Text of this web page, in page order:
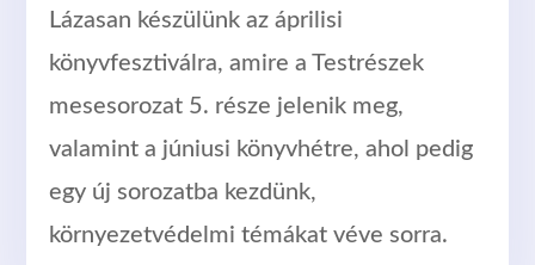
Lázasan készülünk az áprilisi
könyvfesztiválra, amire a Testrészek
mesesorozat 5. része jelenik meg,
valamint a júniusi könyvhétre, ahol pedig
egy új sorozatba kezdünk,
környezetvédelmi témákat véve sorra.